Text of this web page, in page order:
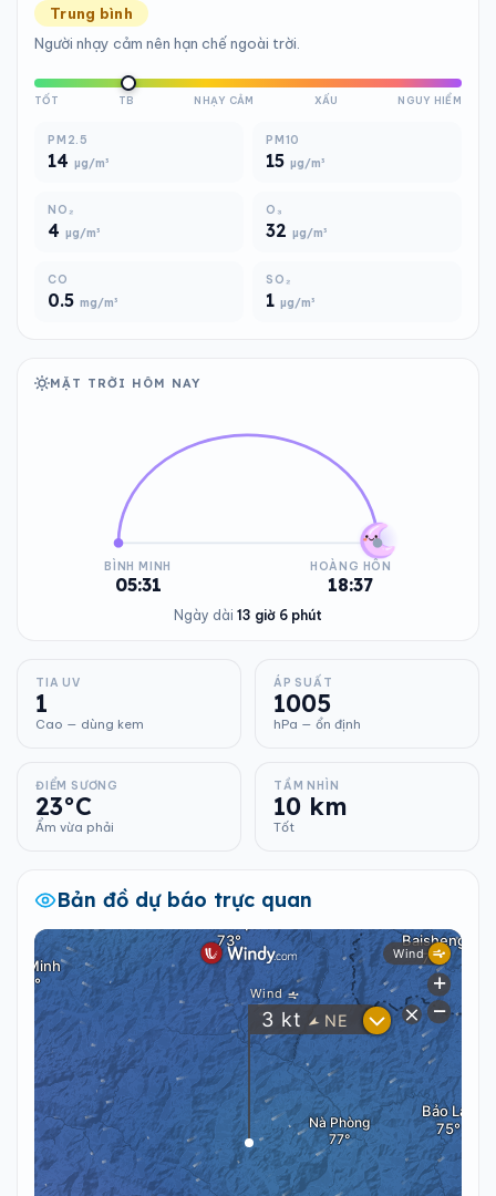
Trung bình
Người nhạy cảm nên hạn chế ngoài trời.
TỐT TB NHẠY CẢM XẤU NGUY HIỂM
PM2.5
14 µg/m³
PM10
15 µg/m³
NO₂
4 µg/m³
O₃
32 µg/m³
CO
0.5 mg/m³
SO₂
1 µg/m³
MẶT TRỜI HÔM NAY
BÌNH MINH
05:31
HOÀNG HÔN
18:37
Ngày dài 13 giờ 6 phút
TIA UV
1
Cao — dùng kem
ÁP SUẤT
1005
hPa — ổn định
ĐIỂM SƯƠNG
23°C
Ẩm vừa phải
TẦM NHÌN
10 km
Tốt
Bản đồ dự báo trực quan